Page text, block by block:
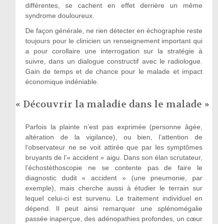
différentes, se cachent en effet derrière un même
syndrome douloureux.
De façon générale, ne rien détecter en échographie reste
toujours pour le clinicien un renseignement important qui
a pour corollaire une interrogation sur la stratégie à
suivre, dans un dialogue constructif avec le radiologue.
Gain de temps et de chance pour le malade et impact
économique indéniable.
« Découvrir la maladie dans le malade »
Parfois la plainte n’est pas exprimée (personne âgée,
altération de la vigilance), ou bien, l’attention de
l’observateur ne se voit attirée que par les symptômes
bruyants de l’« accident » aigu. Dans son élan scrutateur,
l’échostéthoscopie ne se contente pas de faire le
diagnostic dudit « accident » (une pneumonie, par
exemple), mais cherche aussi à étudier le terrain sur
lequel celui-ci est survenu. Le traitement individuel en
dépend. Il peut ainsi remarquer une splénomégalie
passée inaperçue, des adénopathies profondes, un cœur